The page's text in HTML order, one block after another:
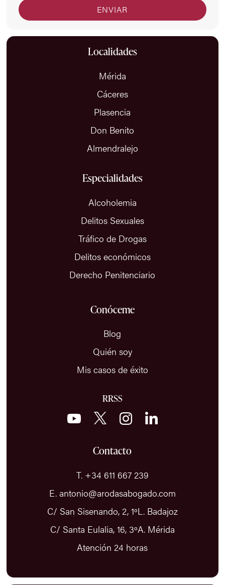
Localidades
Mérida
Cáceres
Plasencia
Don Benito
Almendralejo
Especialidades
Alcoholemia
Delitos Sexuales
Tráfico de Drogas
Delitos económicos
Derecho Penitenciario
Conóceme
Blog
Quién soy
Mis casos de éxito
RRSS
Contacto
T. +34 611 667 239
E. antonio@arodasabogado.com
C/ San Sisenando, 2, 1ºL. Badajoz
C/ Santa Eulalia, 16, 3ºA. Mérida
Atención 24 horas